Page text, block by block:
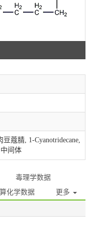
蔻腈, 1-Cyanotridecane,
间体
毒理学数据
化学数据 更多